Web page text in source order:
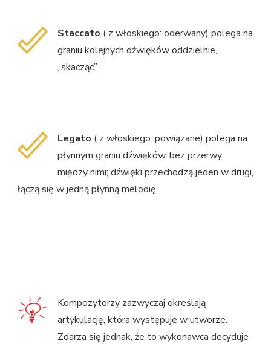
Staccato ( z włoskiego: oderwany) polega na
graniu kolejnych dźwięków oddzielnie,
„skacząc”
Legato ( z włoskiego: powiązane) polega na
płynnym graniu dźwięków, bez przerwy
między nimi; dźwięki przechodzą jeden w drugi,
łączą się w jedną płynną melodię
Kompozytorzy zazwyczaj określają
artykulację, która występuje w utworze.
Zdarza się jednak, że to wykonawca decyduje